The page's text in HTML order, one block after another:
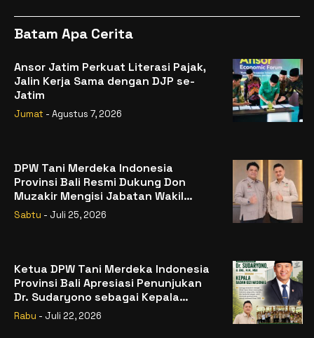
Batam Apa Cerita
Ansor Jatim Perkuat Literasi Pajak,
Jalin Kerja Sama dengan DJP se-
Jatim
Jumat - Agustus 7, 2026
DPW Tani Merdeka Indonesia
Provinsi Bali Resmi Dukung Don
Muzakir Mengisi Jabatan Wakil
Menteri Pertanian RI
Sabtu - Juli 25, 2026
Ketua DPW Tani Merdeka Indonesia
Provinsi Bali Apresiasi Penunjukan
Dr. Sudaryono sebagai Kepala
Badan Gizi Nasional
Rabu - Juli 22, 2026